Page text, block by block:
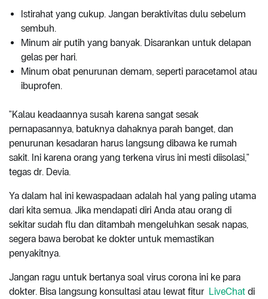
Istirahat yang cukup. Jangan beraktivitas dulu sebelum
sembuh.
Minum air putih yang banyak. Disarankan untuk delapan
gelas per hari.
Minum obat penurunan demam, seperti paracetamol atau
ibuprofen.
"Kalau keadaannya susah karena sangat sesak
pernapasannya, batuknya dahaknya parah banget, dan
penurunan kesadaran harus langsung dibawa ke rumah
sakit. Ini karena orang yang terkena virus ini mesti diisolasi,"
tegas dr. Devia.
Ya dalam hal ini kewaspadaan adalah hal yang paling utama
dari kita semua. Jika mendapati diri Anda atau orang di
sekitar sudah flu dan ditambah mengeluhkan sesak napas,
segera bawa berobat ke dokter untuk memastikan
penyakitnya.
Jangan ragu untuk bertanya soal virus corona ini ke para
dokter. Bisa langsung konsultasi atau lewat fitur LiveChat di